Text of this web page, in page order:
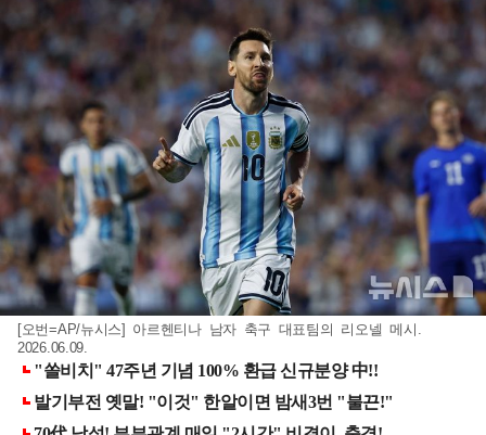
[오번=AP/뉴시스] 아르헨티나 남자 축구 대표팀의 리오넬 메시.
2026.06.09.